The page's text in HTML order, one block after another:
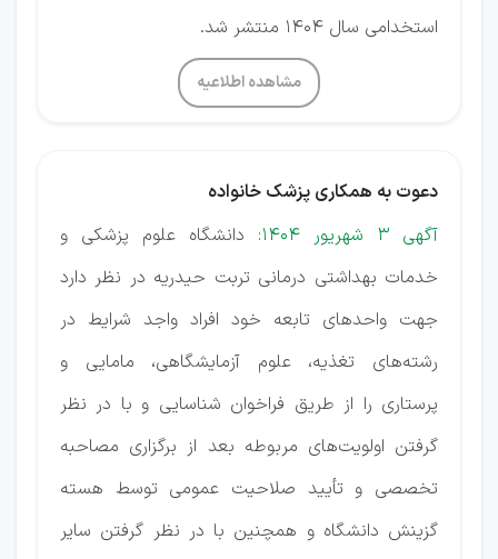
استخدامی سال ۱404 منتشر شد.
مشاهده اطلاعیه
دعوت به همکاری پزشک خانواده
آگهی 3 شهریور 1404:
دانشگاه علوم پزشکی و
خدمات بهداشتی درمانی تربت حیدریه در نظر دارد
جهت واحدهای تابعه خود افراد واجد شرایط در
رشته‌های تغذیه، علوم آزمایشگاهی، مامایی و
پرستاری را از طریق فراخوان شناسایی و با در نظر
گرفتن اولویت‌های مربوطه بعد از برگزاری مصاحبه
تخصصی و تأیید صلاحیت عمومی توسط هسته
گزینش دانشگاه و همچنین با در نظر گرفتن سایر